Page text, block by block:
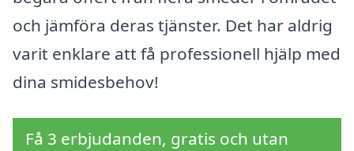
och jämföra deras tjänster. Det har aldrig
varit enklare att få professionell hjälp med
dina smidesbehov!
Få 3 erbjudanden, gratis och utan